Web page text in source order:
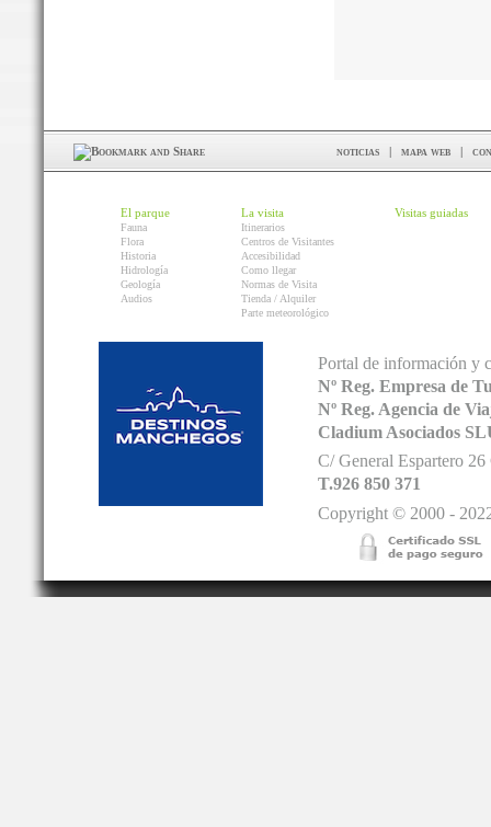
noticias | mapa web |
El parque
Fauna
Flora
Historia
Hidrología
Geología
Audios
La visita
Itinerarios
Centros de Visitantes
Accesibilidad
Como llegar
Normas de Visita
Tienda / Alquiler
Parte meteorológico
Visitas guiadas
Portal de información y
Nº Reg. Empresa de
Nº Reg. Agencia de
Cladium Asociados
C/ General Espartero
T.926 850 371
Copyright © 2000 -